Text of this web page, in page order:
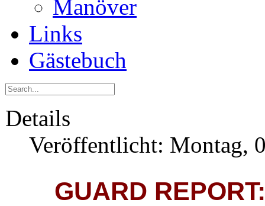
Manöver
Links
Gästebuch
Details
Veröffentlicht: Montag,
GUARD